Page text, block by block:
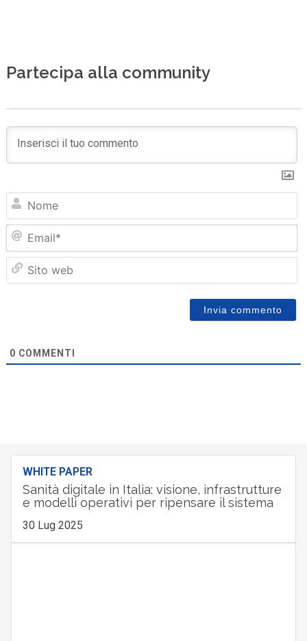
Partecipa alla community
0 COMMENTI
WHITE PAPER
Sanità digitale in Italia: visione, infrastrutture
e modelli operativi per ripensare il sistema
30 Lug 2025